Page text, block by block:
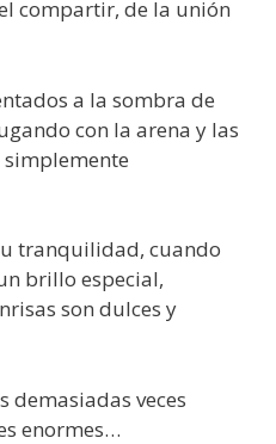
compartir, de la unión
a la sombra de
con la arena y las
simplemente
tranquilidad, cuando
brillo especial,
son dulces y
demasiadas veces
enormes…